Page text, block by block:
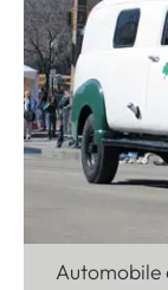
Automobile